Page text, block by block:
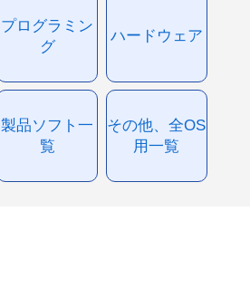
プログラミン
グ
ハードウェア
製品ソフト一
覧
その他、全OS
用一覧